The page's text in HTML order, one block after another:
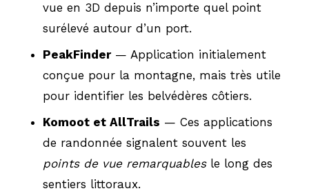
vue en 3D depuis n’importe quel point
surélevé autour d’un port.
PeakFinder— Application initialement
conçue pour la montagne, mais très utile
pour identifier les belvédères côtiers.
Komoot et AllTrails — Ces applications
de randonnée signalent souvent les
points de vue remarquablesle long des
sentiers littoraux.